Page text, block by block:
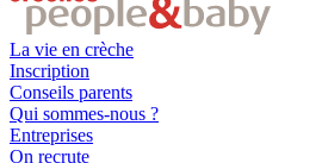
La vie en crèche
Inscription
Conseils parents
Qui sommes-nous ?
Entreprises
On recrute